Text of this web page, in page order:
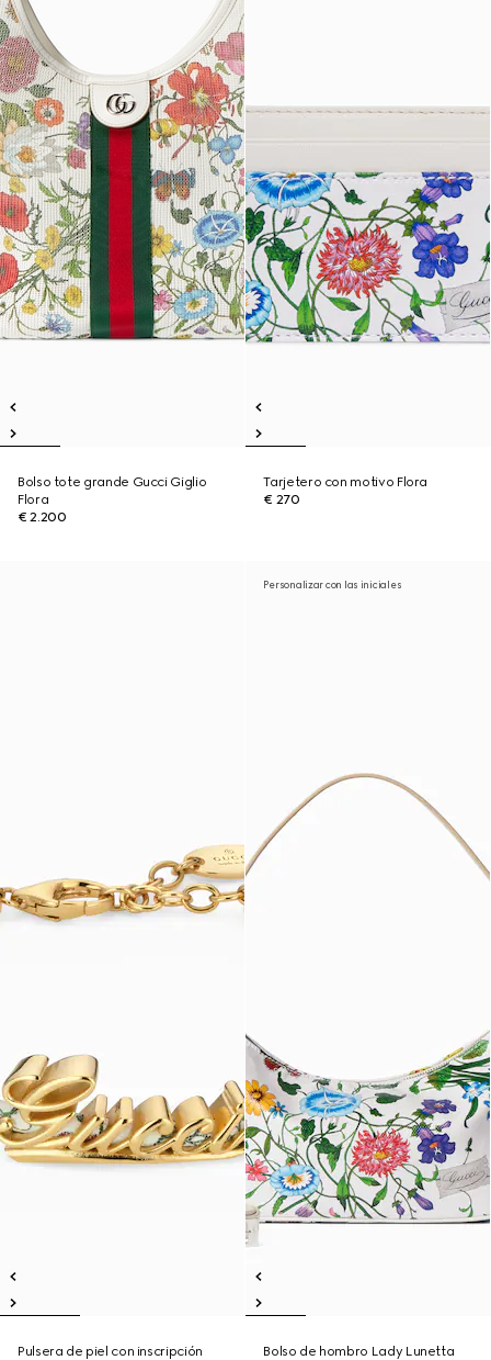
Bolso tote grande Gucci Giglio
Flora
€ 2.200
Tarjetero con motivo Flora
€ 270
Pulsera de piel con inscripción
Personalizar con las iniciales
Bolso de hombro Lady Lunetta